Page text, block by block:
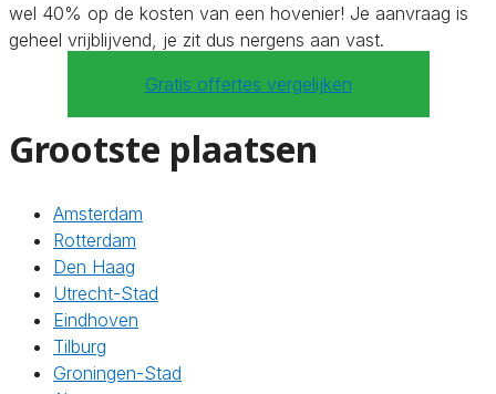
wel 40% op de kosten van een hovenier! Je aanvraag is
geheel vrijblijvend, je zit dus nergens aan vast.
Gratis offertes vergelijken
Grootste plaatsen
Amsterdam
Rotterdam
Den Haag
Utrecht-Stad
Eindhoven
Tilburg
Groningen-Stad